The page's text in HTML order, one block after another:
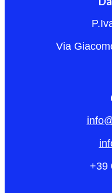
Via
+39